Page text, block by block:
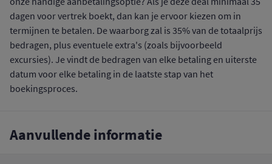
dagen voor vertrek boekt, dan kan je ervoor kiezen om in
termijnen te betalen. De waarborg zal is 35% van de totaalprijs
bedragen, plus eventuele extra's (zoals bijvoorbeeld
excursies). Je vindt de bedragen van elke betaling en uiterste
datum voor elke betaling in de laatste stap van het
boekingsproces.
Aanvullende informatie